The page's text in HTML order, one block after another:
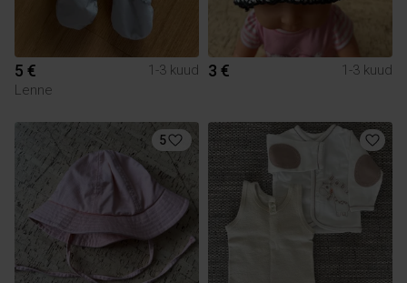
5 €
1-3 kuud
Lenne
3 € 1-3 kuud
5